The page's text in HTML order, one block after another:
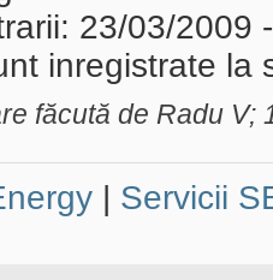
23/03/2009
inregistrate la
făcută de Radu
Servicii